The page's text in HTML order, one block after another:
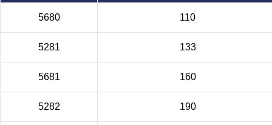
5680 110
5281 133
5681 160
5282 190